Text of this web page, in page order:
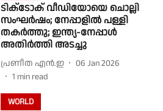
ടിക്‌ടോക് വീഡിയോയെ ചൊല്ലി
സംഘർഷം; നേപ്പാളിൽ പള്ളി
തകർത്തു; ഇന്ത്യ-നേപ്പാൾ
അതിർത്തി അടച്ചു
പ്രണീത എന്‍.ഇ
06 Jan 2026
1 min read
WORLD